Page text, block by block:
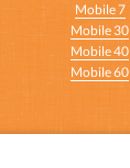
Mobile 7
Mobile 30
Mobile 40
Mobile 60